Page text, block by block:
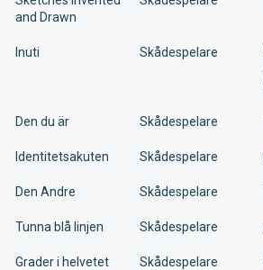
and Drawn
Inuti Skådespelare
Den du är Skådespelare
Identitetsakuten Skådespelare
Den Andre Skådespelare
Tunna blå linjen Skådespelare
Grader i helvetet Skådespelare